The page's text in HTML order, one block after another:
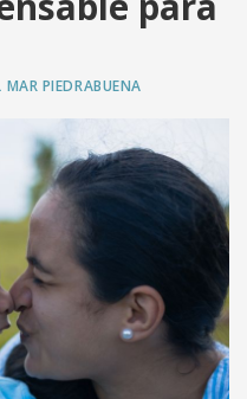
MAR PIEDRABUENA